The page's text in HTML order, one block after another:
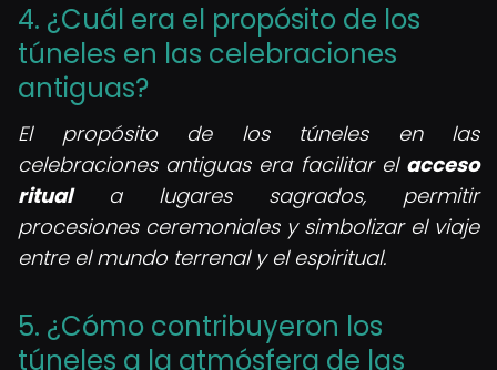
4. ¿Cuál era el propósito de los
túneles en las celebraciones
antiguas?
El propósito de los túneles en las
celebraciones antiguas era facilitar el acceso
rituala lugares sagrados, permitir
procesiones ceremoniales y simbolizar el viaje
entre el mundo terrenal y el espiritual.
5. ¿Cómo contribuyeron los
túneles a la atmósfera de las